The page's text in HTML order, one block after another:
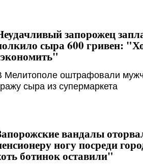
запорожец
сыра 600 гривен:
Мелитополе оштрафовали
сыра из супермаркета
вандалы
ногу посреди
ботинок оставили"